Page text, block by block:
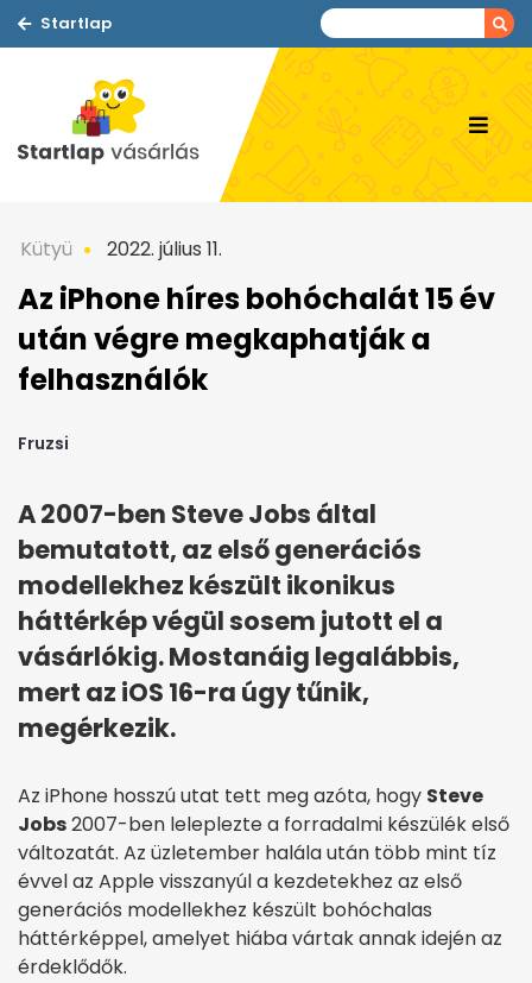
Startlap
Kütyü 2022. július 11.
Az iPhone híres bohóchalát 15 év
után végre megkaphatják a
felhasználók
Fruzsi
A 2007-ben Steve Jobs által
bemutatott, az első generációs
modellekhez készült ikonikus
háttérkép végül sosem jutott el a
vásárlókig. Mostanáig legalábbis,
mert az iOS 16-ra úgy tűnik,
megérkezik.
Az iPhone hosszú utat tett meg azóta, hogy Steve
Jobs2007-ben leleplezte a forradalmi készülék első
változatát. Az üzletember halála után több mint tíz
évvel az Apple visszanyúl a kezdetekhez az első
generációs modellekhez készült bohóchalas
háttérképpel, amelyet hiába vártak annak idején az
érdeklődők.